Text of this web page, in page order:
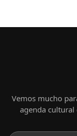
Vemos mucho
agenda cultural